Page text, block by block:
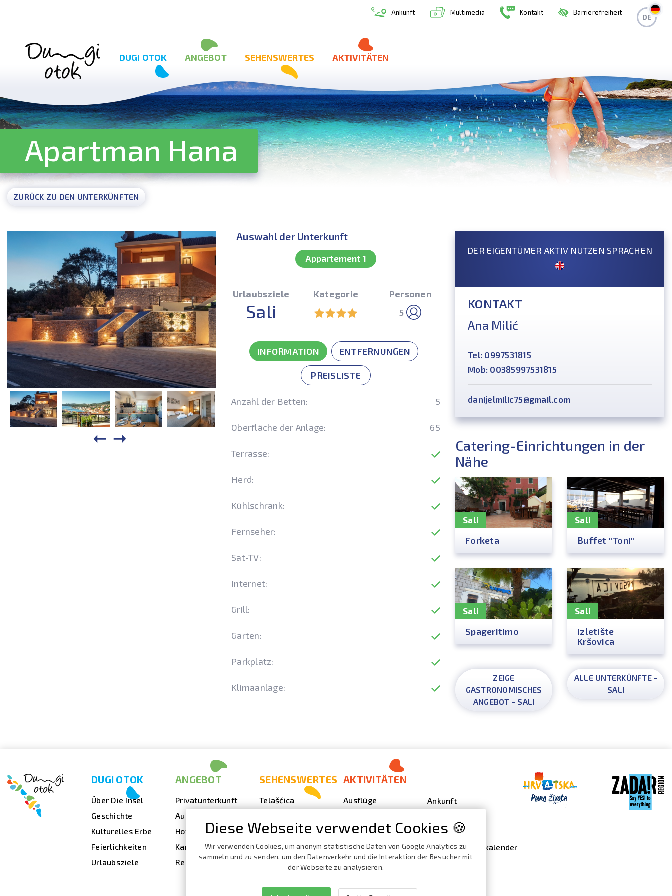
Ankunft Multimedia Kontakt Barrierefreiheit
DE
DUGI OTOK ANGEBOT SEHENSWERTES AKTIVITÄTEN
Apartman Hana
ZURÜCK ZU DEN UNTERKÜNFTEN
Auswahl der Unterkunft
Appartement 1
Urlaubsziele
Sali
Kategorie
Personen
5
INFORMATION ENTFERNUNGEN
PREISLISTE
Anzahl der Betten: 5
Oberfläche der Anlage: 65
Terrasse:
Herd:
Kühlschrank:
Fernseher:
Sat-TV:
Internet:
Grill:
Garten:
Parkplatz:
Klimaanlage:
DER EIGENTÜMER AKTIV NUTZEN SPRACHEN
KONTAKT
Ana Milić
Tel: 0997531815
Mob: 00385997531815
danijelmilic75@gmail.com
Catering-Einrichtungen in der
Nähe
Sali
Forketa
Sali
Buffet "Toni"
Sali
Spageritimo
Sali
Izletište
Kršovica
ZEIGE
GASTRONOMISCHES
ANGEBOT - SALI
ALLE UNTERKÜNFTE -
SALI
DUGI OTOK
Über Die Insel
Geschichte
Kulturelles Erbe
Feierlichkeiten
Urlaubsziele
ANGEBOT
Privatunterkunft
Ausgehen
Hotels
Kampingplätze
Reisebüros
SEHENSWERTES
Telašćica
Leuchturm Veli
Strände, Buchten
Die Höhle Strašna
AKTIVITÄTEN
Ausflüge
Outdoor
Angeln
Nautik
Ankunft
Video Galerie
Veranstaltungskalender
Prospekte /
Diese Webseite verwendet Cookies 🍪
Wir verwenden Cookies, um anonym statistische Daten von Google Analytics zu
sammeln und zu senden, um den Datenverkehr und die Interaktion der Besucher mit
der Webseite zu analysieren.